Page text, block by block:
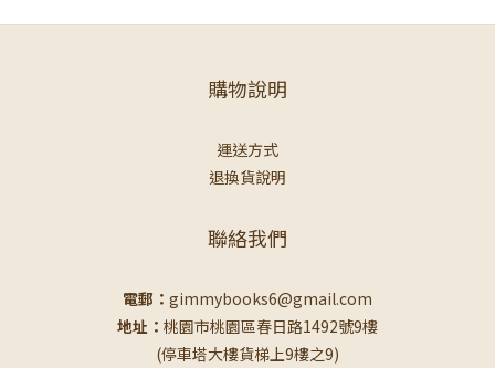
購物說明
運送方式
退換貨說明
聯絡我們
電郵： gimmybooks6@gmail.com
地址： 桃園市桃園區春日路1492號9樓
(停車塔大樓貨梯上9樓之9)